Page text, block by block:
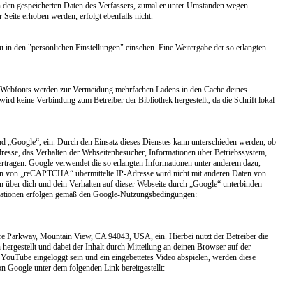
gespeicherten Daten des Verfassers, zumal er unter Umständen wegen
erhoben werden, erfolgt ebenfalls nicht.
den "persönlichen Einstellungen" einsehen. Eine Weitergabe der so erlangten
werden zur Vermeidung mehrfachen Ladens in den Cache deines
keine Verbindung zum Betreiber der Bibliothek hergestellt, da die Schrift lokal
ein. Durch den Einsatz dieses Dienstes kann unterschieden werden, ob
das Verhalten der Webseitenbesucher, Informationen über Betriebssystem,
Google verwendet die so erlangten Informationen unter anderem dazu,
von „reCAPTCHA“ übermittelte IP-Adresse wird nicht mit anderen Daten von
dich und dein Verhalten auf dieser Webseite durch „Google“ unterbinden
erfolgen gemäß den Google-Nutzungsbedingungen:
Parkway, Mountain View, CA 94043, USA, ein. Hierbei nutzt der Betreiber die
und dabei der Inhalt durch Mitteilung an deinen Browser auf der
eingeloggt sein und ein eingebettetes Video abspielen, werden diese
Google unter dem folgenden Link bereitgestellt: